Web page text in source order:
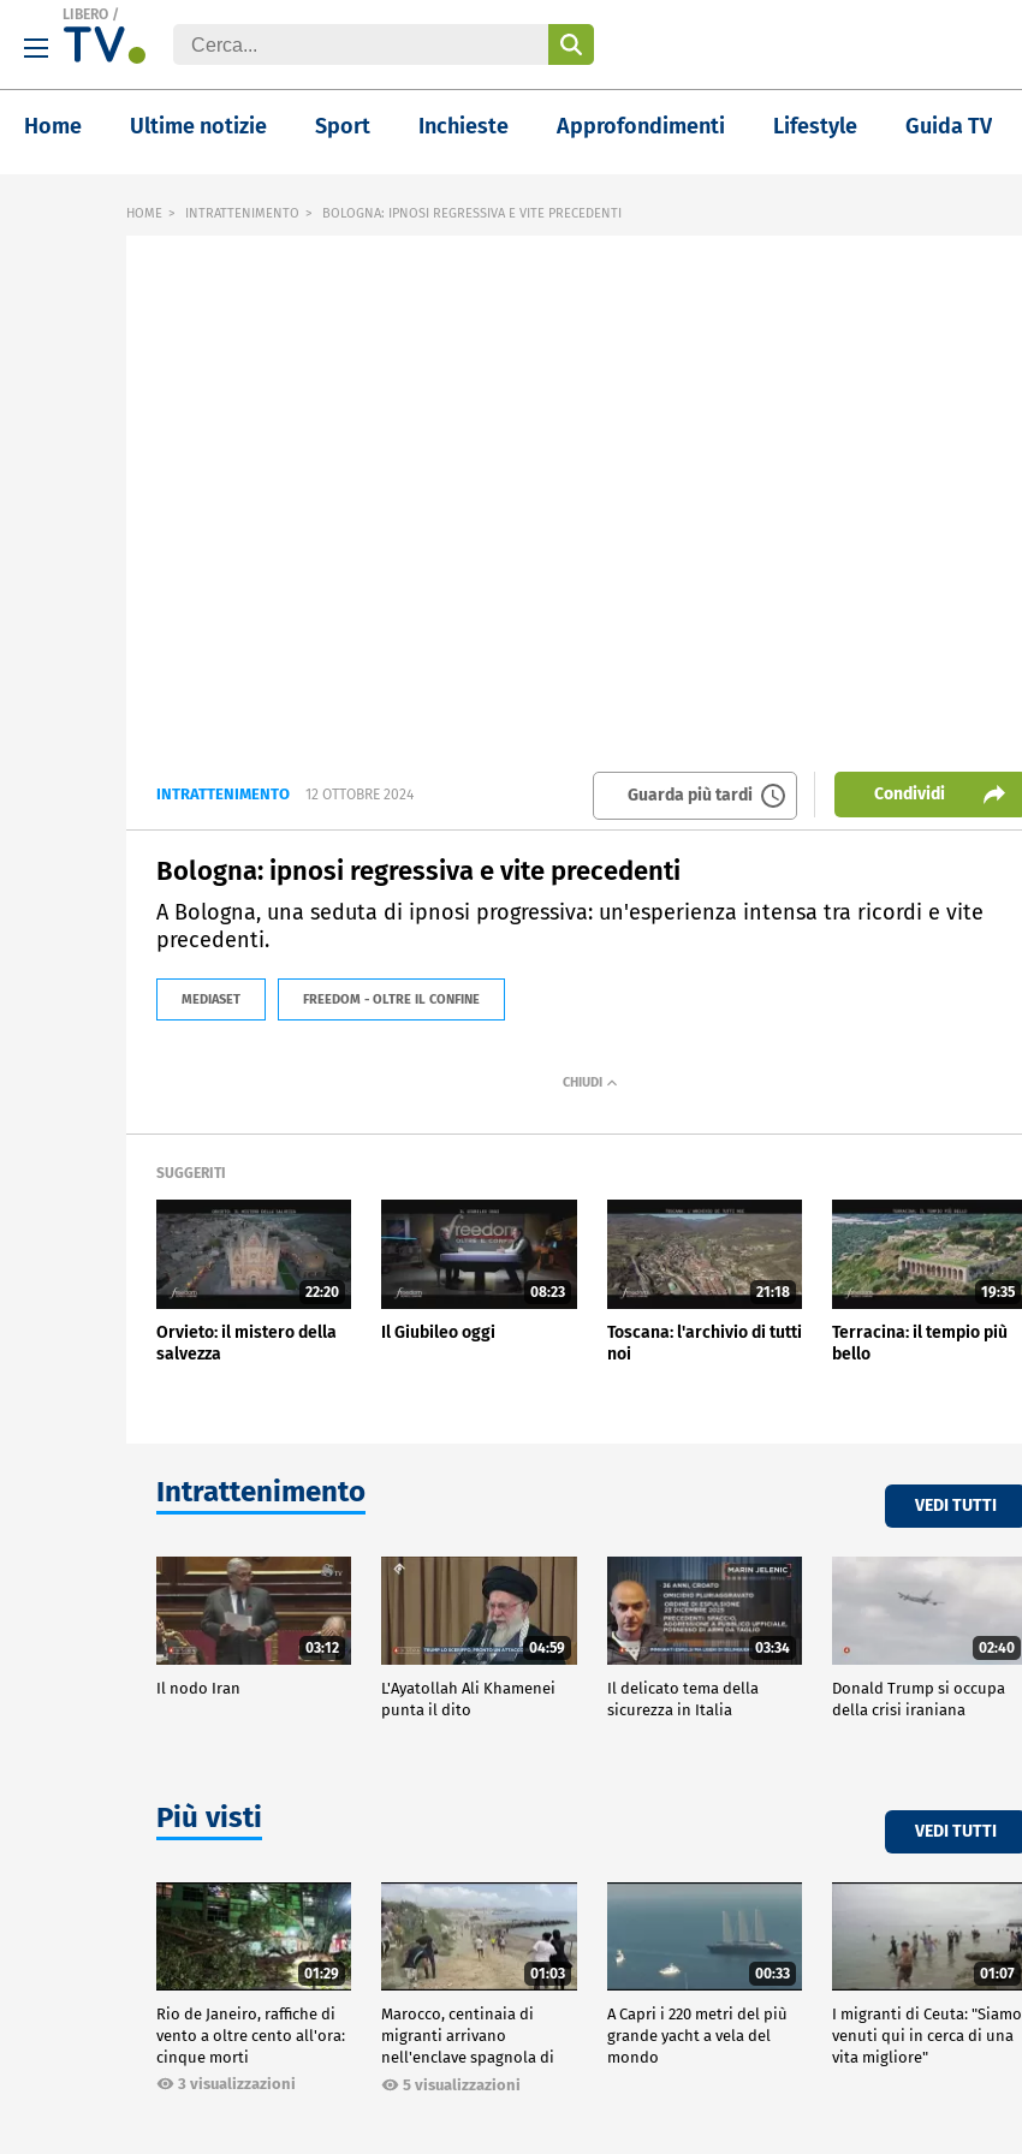
LIBERO /
Home Ultime notizie Sport Inchieste Approfondimenti Lifestyle Guida TV
HOME INTRATTENIMENTO BOLOGNA: IPNOSI REGRESSIVA E VITE PRECEDENTI
INTRATTENIMENTO 12 OTTOBRE 2024 Guarda più tardi Condividi
Bologna: ipnosi regressiva e vite precedenti
A Bologna, una seduta di ipnosi progressiva: un'esperienza intensa tra ricordi e vite
precedenti.
MEDIASET FREEDOM - OLTRE IL CONFINE
SUGGERITI
22:20
Orvieto: il mistero della
salvezza
08:23
Il Giubileo oggi
21:18
Toscana: l'archivio di tutti
noi
19:35
Terracina: il tempio più
bello
Intrattenimento VEDI TUTTI
03:12
Il nodo Iran
04:59
L'Ayatollah Ali Khamenei
punta il dito
03:34
Il delicato tema della
sicurezza in Italia
02:40
Donald Trump si occupa
della crisi iraniana
Più visti VEDI TUTTI
01:29
Rio de Janeiro, raffiche di
vento a oltre cento all'ora:
cinque morti
3 visualizzazioni
01:03
Marocco, centinaia di
migranti arrivano
nell'enclave spagnola di
Ceuta5 visualizzazioni
00:33
A Capri i 220 metri del più
grande yacht a vela del
mondo
01:07
I migranti di Ceuta: "Siamo
venuti qui in cerca di una
vita migliore"